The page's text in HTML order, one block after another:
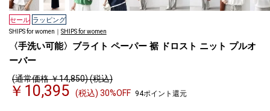
セール ラッピング
SHIPS for women｜ SHIPS for women
〈手洗い可能〉ブライト ペーパー 裾 ドロスト ニット プルオ
ーバー
(通常価格 ￥14,850) (税込)
￥10,395 (税込) 30%OFF 94ポイント還元